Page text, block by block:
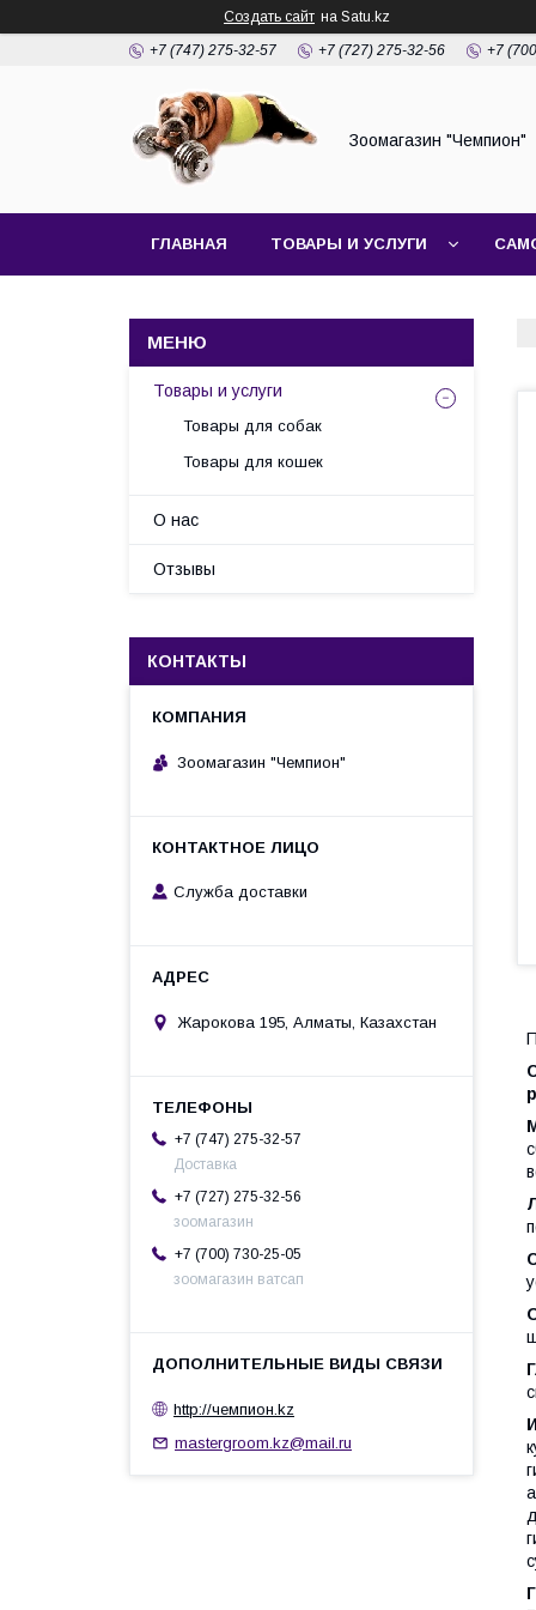
Создать сайт на Satu.kz
+7 (747) 275-32-57 +7 (727) 275-32-56 +7
Зоомагазин "Чемпион"
ГЛАВНАЯ ТОВАРЫ И УСЛУГИ
Товары и услуги
Товары для собак
Товары для кошек
О нас
Отзывы
КОНТАКТЫ
Зоомагазин "Чемпион"
Служба доставки
Жарокова 195, Алматы, Казахстан
+7 (747) 275-32-57
Доставка
+7 (727) 275-32-56
зоомагазин
+7 (700) 730-25-05
зоомагазин ватсап
http://чемпион.kz
mastergroom.kz@mail.ru